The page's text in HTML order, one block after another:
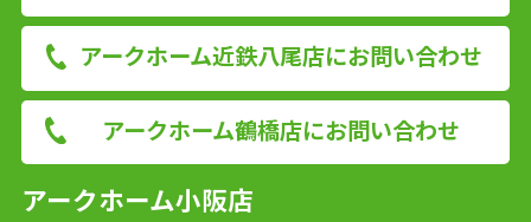
アークホーム近鉄八尾店にお問い合わせ
アークホーム鶴橋店にお問い合わせ
アークホーム小阪店